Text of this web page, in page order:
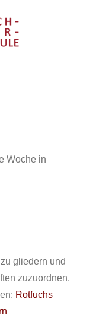
Woche in
gliedern und
zuzuordnen.
Rotfuchs